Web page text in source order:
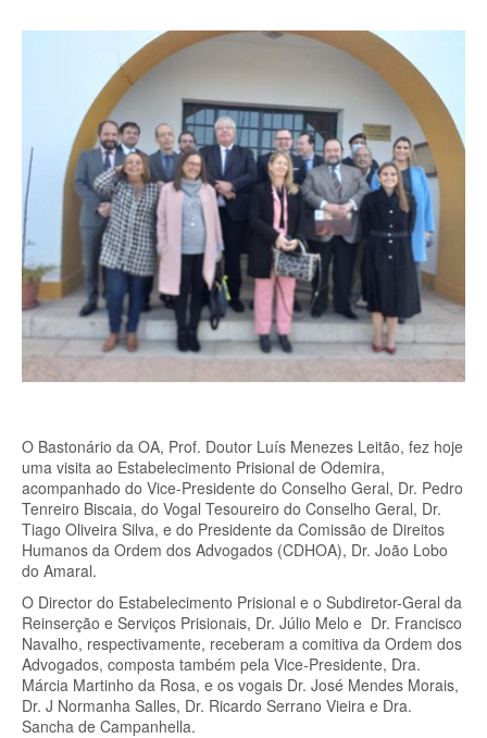
O Bastonário da OA, Prof. Doutor Luís Menezes Leitão, fez hoje
uma visita ao Estabelecimento Prisional de Odemira,
acompanhado do Vice-Presidente do Conselho Geral, Dr. Pedro
Tenreiro Biscaia, do Vogal Tesoureiro do Conselho Geral, Dr.
Tiago Oliveira Silva, e do Presidente da Comissão de Direitos
Humanos da Ordem dos Advogados (CDHOA), Dr. João Lobo
do Amaral.
O Director do Estabelecimento Prisional e o Subdiretor-Geral da
Reinserção e Serviços Prisionais, Dr. Júlio Melo e Dr. Francisco
Navalho, respectivamente, receberam a comitiva da Ordem dos
Advogados, composta também pela Vice-Presidente, Dra.
Márcia Martinho da Rosa, e os vogais Dr. José Mendes Morais,
Dr. J Normanha Salles, Dr. Ricardo Serrano Vieira e Dra.
Sancha de Campanhella.